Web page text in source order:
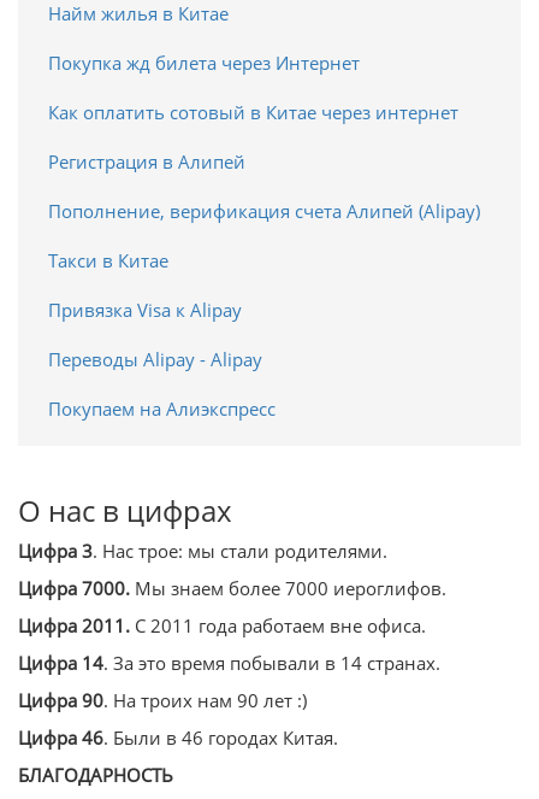
Найм жилья в Китае
Покупка жд билета через Интернет
Как оплатить сотовый в Китае через интернет
Регистрация в Алипей
Пополнение, верификация счета Алипей (Alipay)
Такси в Китае
Привязка Visa к Alipay
Переводы Alipay - Alipay
Покупаем на Алиэкспресс
О нас в цифрах
Цифра 3. Нас трое: мы стали родителями.
Цифра 7000. Мы знаем более 7000 иероглифов.
Цифра 2011. С 2011 года работаем вне офиса.
Цифра 14. За это время побывали в 14 странах.
Цифра 90. На троих нам 90 лет :)
Цифра 46. Были в 46 городах Китая.
БЛАГОДАРНОСТЬ